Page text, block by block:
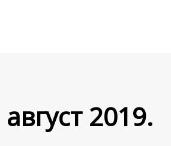
август 2019.